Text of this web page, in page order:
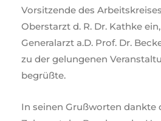
Vorsitzende des
Oberstarzt d. R. Dr. Kathke
Generalarzt a.D. Prof. Dr.
zu der gelungenen
begrüßte.
In seinen Grußworten dankte